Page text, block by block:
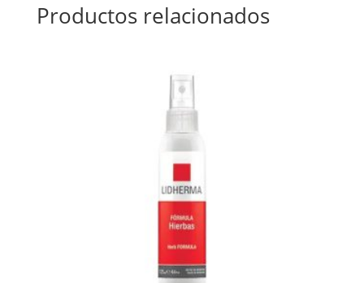
Productos relacionados